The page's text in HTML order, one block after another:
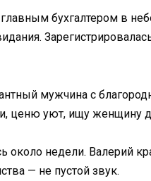
бухгалтером в
мужчина с
ценю уют, ищу
недели. Валерий
— не пустой звук.